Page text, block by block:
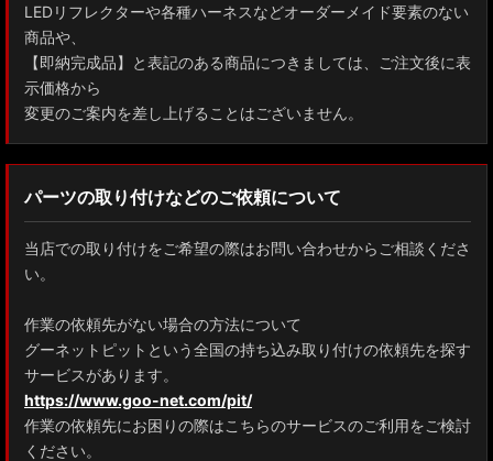
AAHH40W/AAHH45W/AGH40W アルファード
AYH30/GGH30/35/AGH30/35 ヴェルファイア
AYH30/GGH30/35/AGH30/35 アルファード
ACR50 エスティマ
ZWR90W/ZWR95W/MZRA90W/MZRA95W ノア/ヴォクシー
ZRR80 ノア/ヴォクシー
NHP17/NSP17NCP17 シエンタ
M900A/M910A ルーミー
A200A/A210A ライズ
LEDリフレクターや各種ハーネスなどオーダーメイド要素のない
商品や、
【即納完成品】と表記のある商品につきましては、ご注文後に表
示価格から
変更のご案内を差し上げることはございません。
パーツの取り付けなどのご依頼について
当店での取り付けをご希望の際はお問い合わせからご相談くださ
い。
作業の依頼先がない場合の方法について
グーネットピットという全国の持ち込み取り付けの依頼先を探す
サービスがあります。
https://www.goo-net.com/pit/
作業の依頼先にお困りの際はこちらのサービスのご利用をご検討
ください。